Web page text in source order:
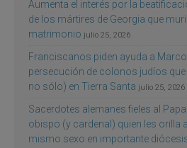
Aumenta el interés por la
de los mártires de Georgia que
matrimonio julio 25, 2026
Franciscanos piden ayuda a
persecución de colonos judíos
no sólo) en Tierra Santa julio 25, 2026
Sacerdotes alemanes fieles al
obispo (y cardenal) quien les orilla
mismo sexo en importante